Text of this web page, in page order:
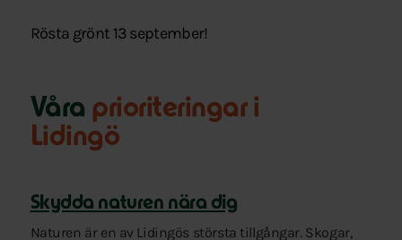
Rösta grönt 13 september!
Våra prioriteringar i
Lidingö
Skydda naturen nära dig
Naturen är en av Lidingös största tillgångar. Skogar,